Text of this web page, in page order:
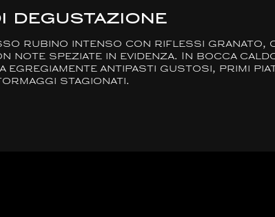
degustazione
rubino intenso con riflessi granato,
note speziate in evidenza. In bocca
egregiamente antipasti gustosi, primi
stagionati.